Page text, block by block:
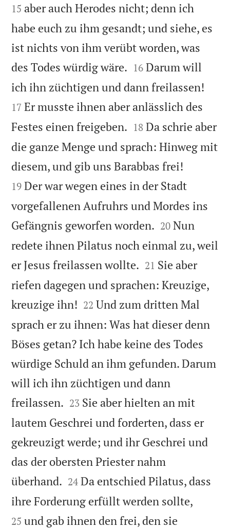
15 aber auch Herodes nicht; denn ich
habe euch zu ihm gesandt; und siehe, es
ist nichts von ihm verübt worden, was
des Todes würdig wäre. 

16 Darum will
ich ihn züchtigen und dann freilassen!
17 Er musste ihnen aber anlässlich des
Festes einen freigeben. 

18 Da schrie aber
die ganze Menge und sprach: Hinweg mit
diesem, und gib uns Barabbas frei!
19 Der war wegen eines in der Stadt
vorgefallenen Aufruhrs und Mordes ins
Gefängnis geworfen worden. 

20 Nun
redete ihnen Pilatus noch einmal zu, weil
er Jesus freilassen wollte. 

21 Sie aber
riefen dagegen und sprachen: Kreuzige,
kreuzige ihn! 

22 Und zum dritten Mal
sprach er zu ihnen: Was hat dieser denn
Böses getan? Ich habe keine des Todes
würdige Schuld an ihm gefunden. Darum
will ich ihn züchtigen und dann
freilassen. 

23 Sie aber hielten an mit
lautem Geschrei und forderten, dass er
gekreuzigt werde; und ihr Geschrei und
das der obersten Priester nahm
überhand. 

24 Da entschied Pilatus, dass
ihre Forderung erfüllt werden sollte,
25 und gab ihnen den frei, den sie